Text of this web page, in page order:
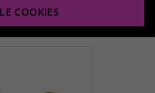
COOKIES